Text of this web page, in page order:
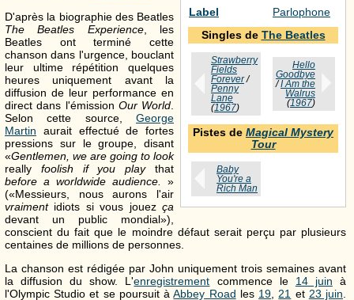
Label
Parlophone
Singles de The Beatles
Strawberry
Fields
Forever/
Penny
Lane
(1967)
Hello
Goodbye
/I Am the
Walrus
(1967)
Pistes de Magical Mystery
Tour
Baby
You're a
Rich Man
D'après la biographie des Beatles
The Beatles Experience, les
Beatles ont terminé cette
chanson dans l'urgence, bouclant
leur ultime répétition quelques
heures uniquement avant la
diffusion de leur performance en
direct dans l'émission Our World
Selon cette source, George
Martin aurait effectué de fortes
pressions sur le groupe, disant
«Gentlemen, we are going to look
really foolish if you playthat
before a worldwide audience. »
(«Messieurs, nous aurons l'air
vraimentidiots si vous jouez ça
devant un public mondial»),
conscient du fait que le moindre défaut serait perçu par plusieurs
centaines de millions de personnes.
La chanson est rédigée par John uniquement trois semaines avant
la diffusion du show. L'enregistrement commence le 14 juin à
l'Olympic Studio et se poursuit àAbbey Road les 19 21 et 23 juin